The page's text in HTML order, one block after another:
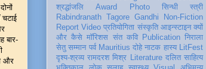
बार-
और
श्रद्धांजलि
Award Photo सिन्धी
स्त्री
Rabindranath Tagore Gandhi
Non-Fiction
Report Video प्रतियोगिता संस्कृति आइन्स्टाइन क्यों
और कैसे मॉरिशस संत कवि Publication निराला
सेतु सम्मान पर्व Mauritius दोहे नाटक हास्य LitFest
दृश्य-श्रव्य रामदरश मिश्र Literature दलित साहित्य